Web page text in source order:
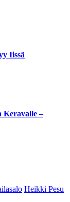
Iissä
Keravalle –
Heikki Pesu